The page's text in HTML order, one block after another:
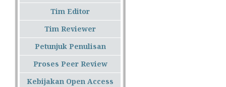
Tim Editor
Tim Reviewer
Petunjuk Penulisan
Proses Peer Review
Kebijakan Open Access